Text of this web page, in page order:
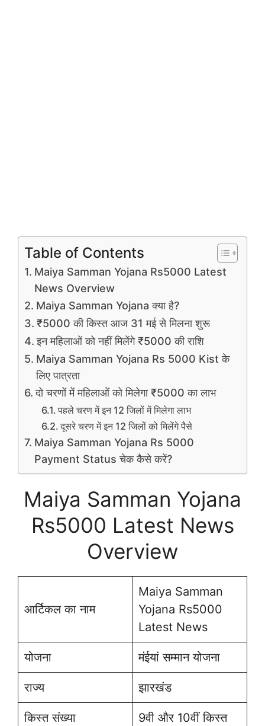
Table of Contents
Maiya Samman Yojana Rs5000 Latest
News Overview
Maiya Samman Yojana क्या है?
₹5000 की किस्त आज 31 मई से मिलना शुरू
इन महिलाओं को नहीं मिलेंगे ₹5000 की राशि
Maiya Samman Yojana Rs 5000 Kist के
लिए पात्रता
दो चरणों में महिलाओं को मिलेगा ₹5000 का लाभ
पहले चरण में इन 12 जिलों में मिलेगा लाभ
दूसरे चरण में इन 12 जिलों को मिलेंगे पैसे
Maiya Samman Yojana Rs 5000
Payment Status चेक कैसे करें?
Maiya Samman Yojana
Rs5000 Latest News
Overview
आर्टिकल का नाम
Maiya Samman
Yojana Rs5000
Latest News
योजना मंईयां सम्मान योजना
राज्य झारखंड
किस्त संख्या 9वी और 10वीं किस्त